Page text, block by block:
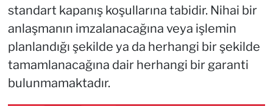
standart kapanış koşullarına tabidir. Nihai bir
anlaşmanın imzalanacağına veya işlemin
planlandığı şekilde ya da herhangi bir şekilde
tamamlanacağına dair herhangi bir garanti
bulunmamaktadır.